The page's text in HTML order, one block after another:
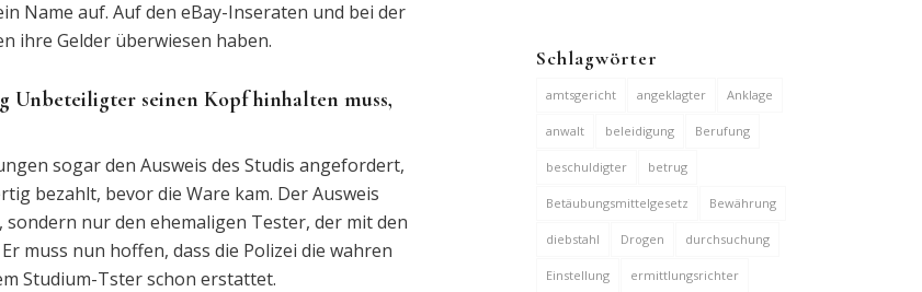
Name auf. Auf den eBay-Inseraten und bei der
ihre Gelder überwiesen haben.
Unbeteiligter seinen Kopf hinhalten muss,
sogar den Ausweis des Studis angefordert,
bezahlt, bevor die Ware kam. Der Ausweis
nur den ehemaligen Tester, der mit den
muss nun hoffen, dass die Polizei die wahren
Studium-Tster schon erstattet.
Schlagwörter
amtsgericht angeklagter Anklage
anwalt beleidigung Berufung
beschuldigter betrug
Betäubungsmittelgesetz Bewährung
diebstahl Drogen durchsuchung
Einstellung ermittlungsrichter